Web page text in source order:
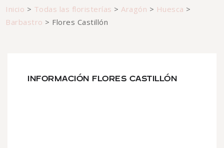
Inicio > Todas las floristerías > Aragón > Huesca >
Barbastro > Flores Castillón
INFORMACIÓN FLORES CASTILLÓN